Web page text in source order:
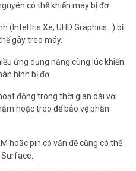
có thể khiến máy bị đơ.
(Intel Iris Xe, UHD Graphics…) bị
gây treo máy.
ứng dụng nặng cùng lúc khiến
hình bị đơ.
động trong thời gian dài với
hoặc treo để bảo vệ phần
hoặc pin có vấn đề cũng có thể